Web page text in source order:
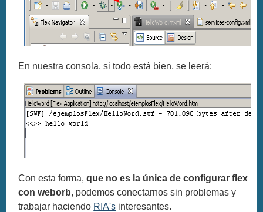
En nuestra consola, si todo está bien, se leerá:
Con esta forma,que no es la única de configurar flex
con weborb, podemos conectarnos sin problemas y
trabajar haciendo RIA's interesantes.